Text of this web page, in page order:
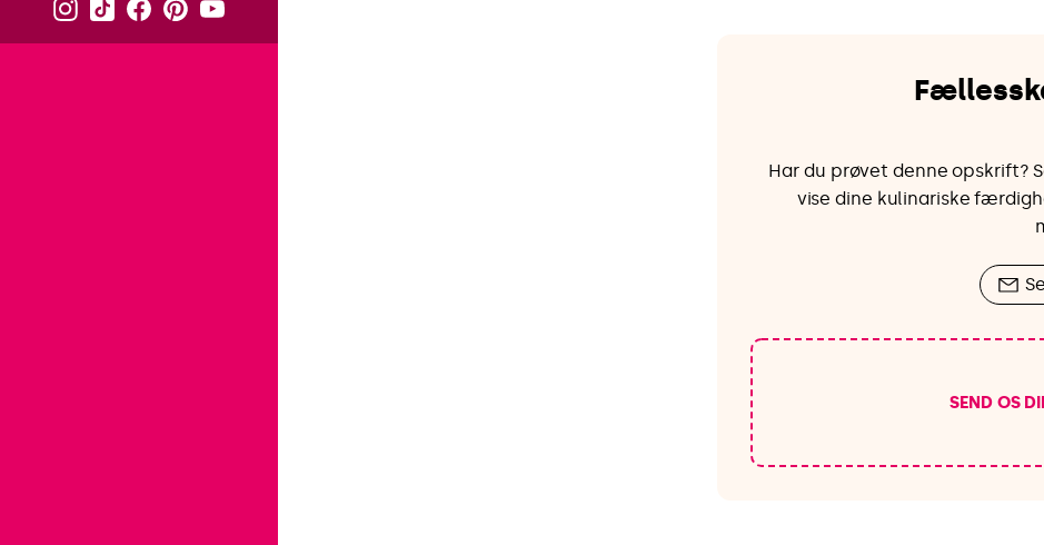
Har du prøvet denne opskrift?
vise dine kulinariske
SEND OS